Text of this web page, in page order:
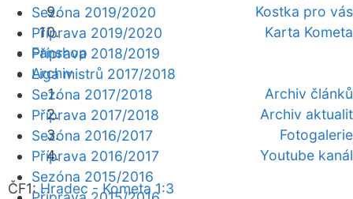
Kostka pro vás
Karta Kometa
Fanshop
Archiv
Archiv článků
Archiv aktualit
Fotogalerie
Youtube kanál
ČF1:Hradec - Kometa 1:3
Sezóna 2019/2020
Příprava 2019/2020
Příprava 2018/2019
Liga mistrů 2017/2018
Sezóna 2017/2018
Příprava 2017/2018
Sezóna 2016/2017
Příprava 2016/2017
Sezóna 2015/2016